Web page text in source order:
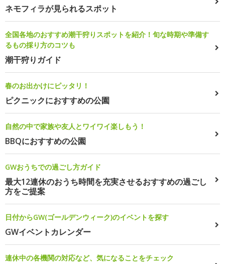
ネモフィラが見られるスポット
全国各地のおすすめ潮干狩りスポットを紹介！旬な時期や準備す
るもの採り方のコツも
潮干狩りガイド
春のお出かけにピッタリ！
ピクニックにおすすめの公園
自然の中で家族や友人とワイワイ楽しもう！
BBQにおすすめの公園
GWおうちでの過ごし方ガイド
最大12連休のおうち時間を充実させるおすすめの過ごし
方をご提案
日付からGW(ゴールデンウィーク)のイベントを探す
GWイベントカレンダー
連休中の各機関の対応など、気になることをチェック